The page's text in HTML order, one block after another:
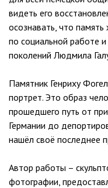
видеть его
осознавать, что
по социальной работе
поколений Людмила
Памятник Генриху
портрет. Это образ
прошедшего путь от
Германии до
нашёл своё последнее
Автор работы –
фотографии,